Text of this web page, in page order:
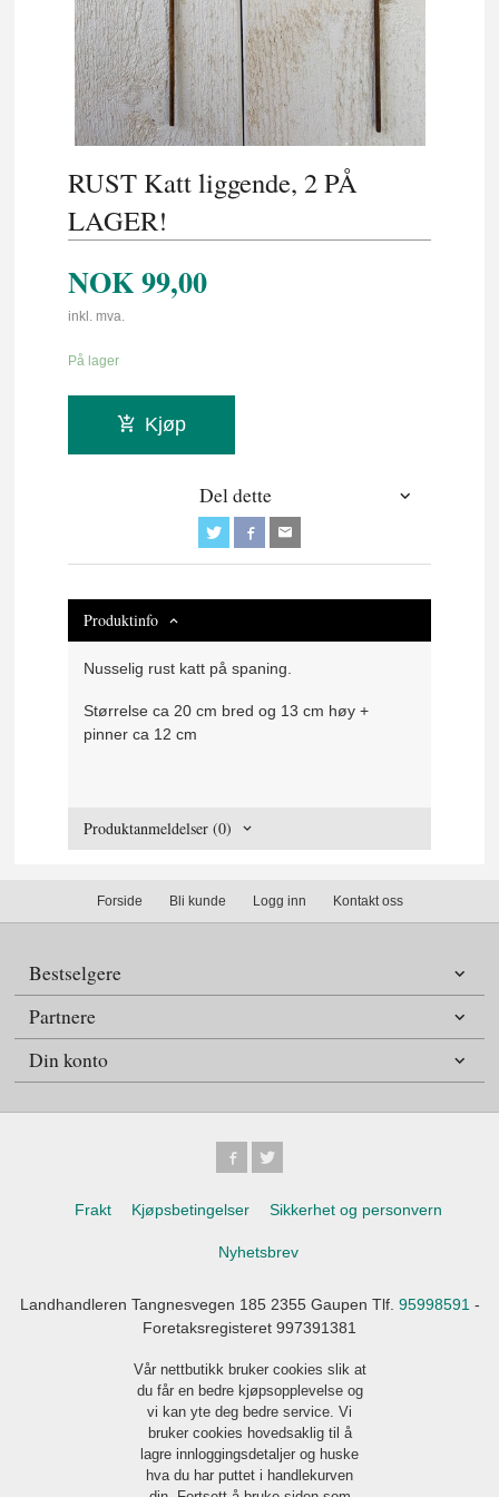
RUST Katt liggende, 2 PÅ
LAGER!
NOK99,00
inkl. mva.
På lager
Kjøp
Del dette
Produktinfo
Nusselig rust katt på spaning.
Størrelse ca 20 cm bred og 13 cm høy +
pinner ca 12 cm
Produktanmeldelser (0)
Forside Bli kunde Logg inn Kontakt oss
Bestselgere
Partnere
Din konto
Frakt Kjøpsbetingelser Sikkerhet og personvern
Nyhetsbrev
Landhandleren Tangnesvegen 185 2355 Gaupen Tlf. 95998591 -
Foretaksregisteret 997391381
Vår nettbutikk bruker cookies slik at
du får en bedre kjøpsopplevelse og
vi kan yte deg bedre service. Vi
bruker cookies hovedsaklig til å
lagre innloggingsdetaljer og huske
hva du har puttet i handlekurven